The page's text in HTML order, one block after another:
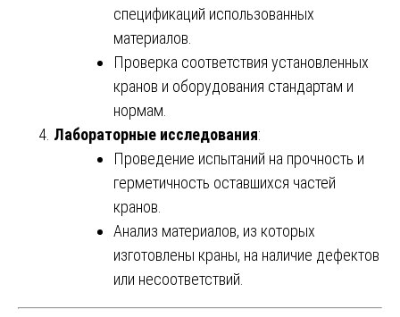
спецификаций использованных
материалов.
Проверка соответствия установленных
кранов и оборудования стандартам и
нормам.
Лабораторные исследования:
Проведение испытаний на прочность и
герметичность оставшихся частей
кранов.
Анализ материалов, из которых
изготовлены краны, на наличие дефектов
или несоответствий.